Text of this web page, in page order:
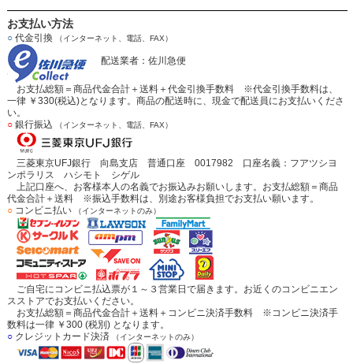
お支払い方法
○代金引換 （インターネット、電話、FAX）
配送業者：佐川急便
お支払総額＝商品代金合計＋送料＋代金引換手数料 ※代金引換手数料は、
一律 ￥330(税込)となります。商品の配送時に、現金で配送員にお支払いくださ
い。
○銀行振込 （インターネット、電話、FAX）
三菱東京UFJ銀行 向島支店 普通口座 0017982 口座名義：フアツシヨ
ンポラリス ハシモト シゲル
上記口座へ、お客様本人の名義でお振込みお願いします。お支払総額＝商品
代金合計＋送料 ※振込手数料は、別途お客様負担でお支払い願います。
○コンビニ払い （インターネットのみ）
ご自宅にコンビニ払込票が１～３営業日で届きます。お近くのコンビニエン
スストアでお支払いください。
お支払総額＝商品代金合計＋送料＋コンビニ決済手数料 ※コンビニ決済手
数料は一律 ￥300 (税別) となります。
○クレジットカード決済 （インターネットのみ）